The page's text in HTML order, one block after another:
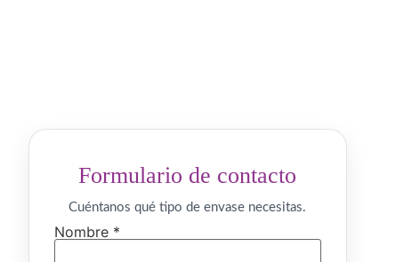
Formulario de contacto
Cuéntanos qué tipo de envase necesitas.
Nombre *